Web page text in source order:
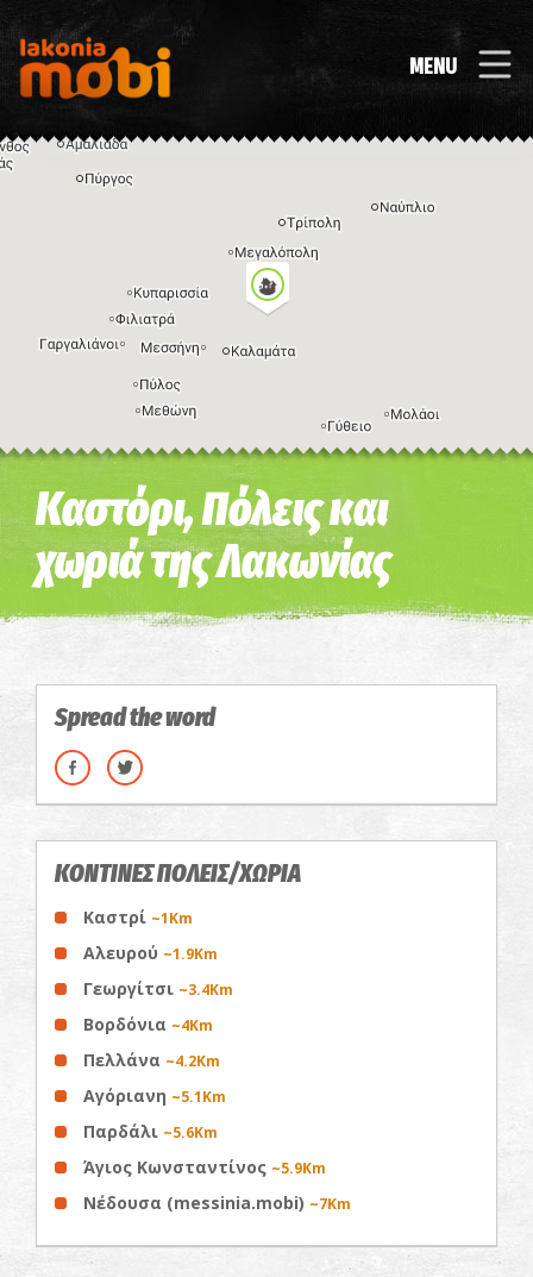
MENU
Η εικόνα ενδέχεται να υπόκειται σε πνευματικά δικαιώματα Όροι
Καστόρι, Πόλεις και
χωριά της Λακωνίας
Spread the word
ΚΟΝΤΙΝΕΣ ΠΟΛΕΙΣ/ΧΩΡΙΑ
Καστρί ~1Km
Αλευρού ~1.9Km
Γεωργίτσι ~3.4Km
Βορδόνια ~4Km
Πελλάνα ~4.2Km
Αγόριανη ~5.1Km
Παρδάλι ~5.6Km
Άγιος Κωνσταντίνος ~5.9Km
Νέδουσα (messinia.mobi) ~7Km